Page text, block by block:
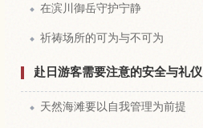
在滨川御岳守护宁静
祈祷场所的可为与不可为
赴日游客需要注意的安全与礼仪
天然海滩要以自我管理为前提